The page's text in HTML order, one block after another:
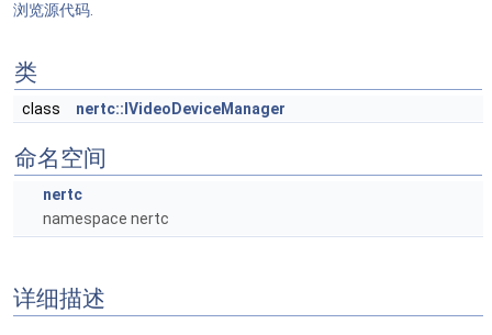
浏览源代码.
类
class nertc::IVideoDeviceManager
命名空间
nertc
namespace nertc
详细描述